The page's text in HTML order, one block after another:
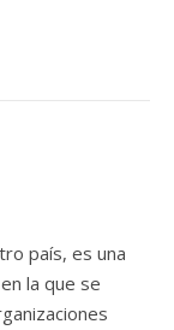
país, es una
la que se